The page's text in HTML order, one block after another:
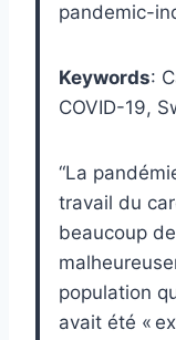
pandemic-
Keywords:
COVID-19,
“La
travail du
beaucoup
population
avait été «